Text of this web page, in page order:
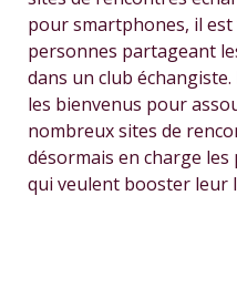
pour smartphones, il
personnes partageant
dans un club échangiste.
les bienvenus pour
nombreux sites de
désormais en charge
qui veulent booster leur